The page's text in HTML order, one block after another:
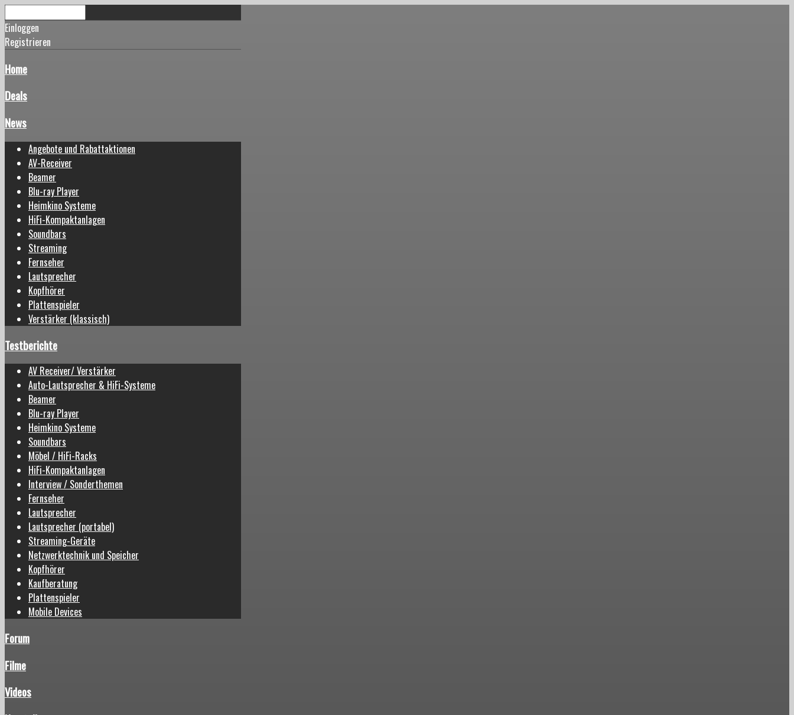
Einloggen
Registrieren
Home
Deals
News
Angebote und Rabattaktionen
AV-Receiver
Beamer
Blu-ray Player
Heimkino Systeme
HiFi-Kompaktanlagen
Soundbars
Streaming
Fernseher
Lautsprecher
Kopfhörer
Plattenspieler
Verstärker (klassisch)
Testberichte
AV Receiver/ Verstärker
Auto-Lautsprecher & HiFi-Systeme
Beamer
Blu-ray Player
Heimkino Systeme
Soundbars
Möbel / HiFi-Racks
HiFi-Kompaktanlagen
Interview / Sonderthemen
Fernseher
Lautsprecher
Lautsprecher (portabel)
Streaming-Geräte
Netzwerktechnik und Speicher
Kopfhörer
Kaufberatung
Plattenspieler
Mobile Devices
Forum
Filme
Videos